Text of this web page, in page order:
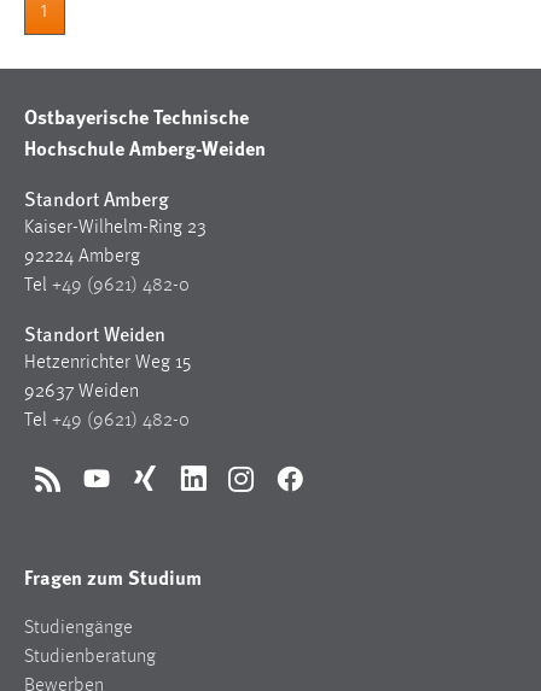
1
Ostbayerische Technische
Hochschule Amberg-Weiden
Standort Amberg
Kaiser-Wilhelm-Ring 23
92224 Amberg
Tel +49 (9621) 482-0
Standort Weiden
Hetzenrichter Weg 15
92637 Weiden
Tel +49 (9621) 482-0
RSS YouTubeXing LinkedInInstagramFacebook
Fragen zum Studium
Studiengänge
Studienberatung
Bewerben
Jahre, MIBEW_UserID = 1 Jahr
Login
Name:
fe_user, be_user, be_lastLoginProvider
Zweck:
Dieser Cookie ist notwendig um sich an der Website
Cookie Laufzeit:
24 Stunden
STATISTIK
unsere Besucher unsere Website nutzen.
Matomo
Name: